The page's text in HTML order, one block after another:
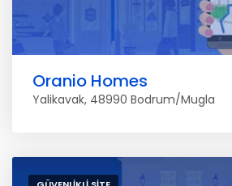
Oranio Homes
Yalikavak, 48990 Bodrum/Mugla